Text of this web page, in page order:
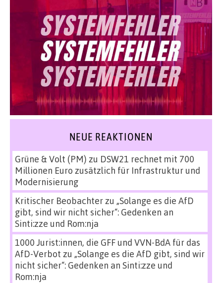
NEUE REAKTIONEN
Grüne & Volt (PM) zu DSW21 rechnet mit 700
Millionen Euro zusätzlich für Infrastruktur und
Modernisierung
Kritischer Beobachterzu „Solange es die AfD
gibt, sind wir nicht sicher“: Gedenken an
Sinti:zze und Rom:nja
1000 Jurist:innen, die GFF und VVN-BdA für das
AfD-Verbot zu „Solange es die AfD gibt, sind wir
nicht sicher“: Gedenken an Sinti:zze und
Rom:nja